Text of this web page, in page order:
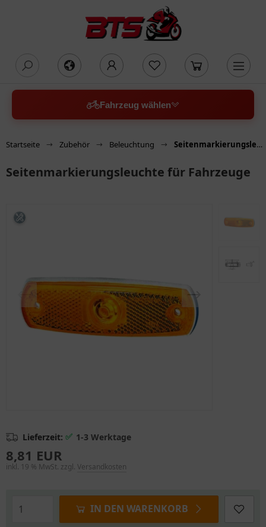
Fahrzeug wählen
Startseite Zubehör Beleuchtung Seitenmarkierungsleuchte für Fahrzeuge
Seitenmarkierungsleuchte für Fahrzeuge
Lieferzeit: ✅ 1-3 Werktage
8,81 EUR
inkl. 19 % MwSt. zzgl. Versandkosten
IN DEN WARENKORB